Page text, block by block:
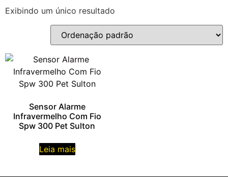
Exibindo um único resultado
Sensor Alarme
Infravermelho Com Fio
Spw 300 Pet Sulton
Leia mais